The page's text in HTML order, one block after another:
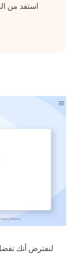
استفد من
لنفترض أنك